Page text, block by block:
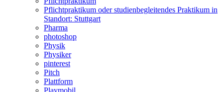
Pflichtpraktikum oder studienbegleitendes Praktikum in
Standort: Stuttgart
Pharma
photoshop
Physik
Physiker
pinterest
Pitch
Plattform